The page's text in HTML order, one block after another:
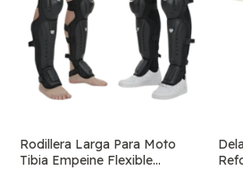
Rodillera Larga Para Moto
Tibia Empeine Flexible